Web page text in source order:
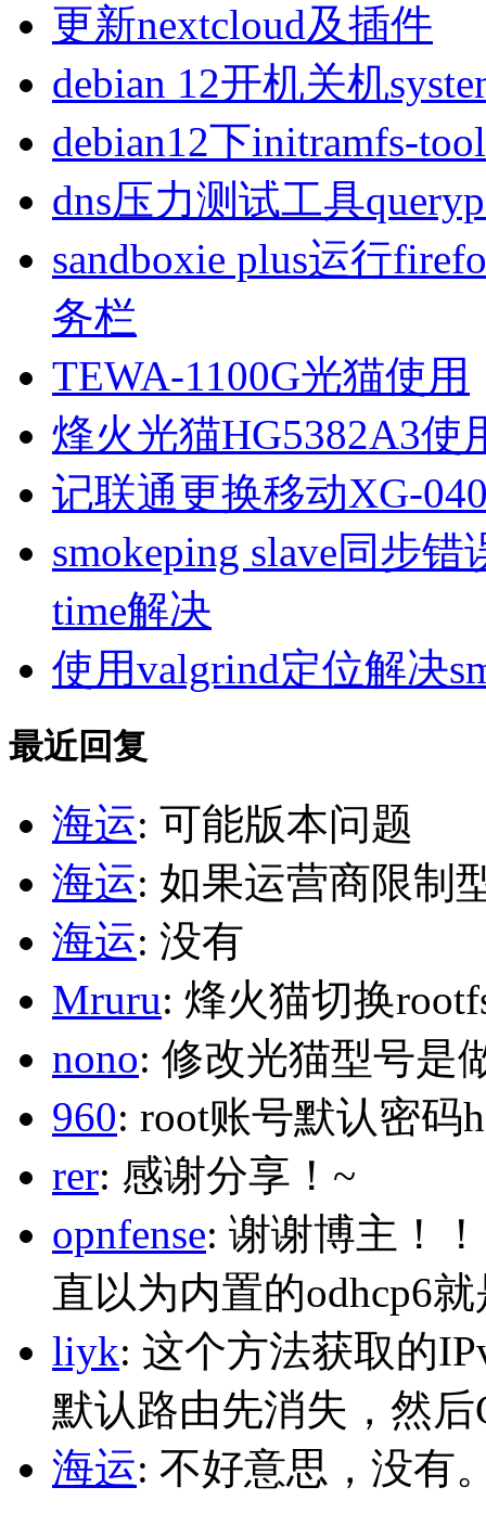
更新nextcloud及插件
debian 12开机关机
debian12下initramfs-
dns压力测试工具
sandboxie plus运行
务栏
TEWA-1100G光猫使用
烽火光猫HG5382A3使
记联通更换移动XG-
smokeping slave同步错
time解决
使用valgrind定位解决
最近回复
海运: 可能版本问题
海运: 如果运营商限制
海运: 没有
Mruru: 烽火猫切换
nono: 修改光猫型号是
960: root账号默认密码
rer: 感谢分享！~
opnfense: 谢谢博主！
直以为内置的odhcp6
liyk: 这个方法获取的
默认路由先消失，然
海运: 不好意思，没有